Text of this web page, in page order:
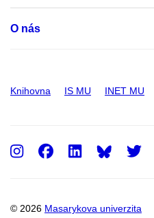
O nás
Knihovna IS MU INET MU
© 2026 Masarykova univerzita
Instagram
Facebook